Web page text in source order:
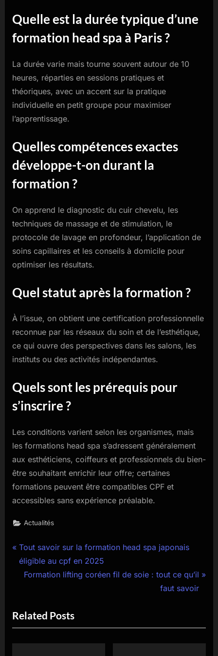
Quelle est la durée typique d’une
formation head spa à Paris ?
La durée varie mais tourne souvent autour de 10
heures, réparties en sessions pratiques et
théoriques, avec un accent sur la pratique
individuelle en petit groupe pour maximiser
l’apprentissage.
Quelles compétences exactes
développe-t-on durant la
formation ?
On apprend le diagnostic du cuir chevelu, les
techniques de massage et de stimulation, le
protocole de lavage en profondeur, l’application de
soins capillaires et les conseils à domicile pour
optimiser les résultats.
Quel statut après la formation ?
À l’issue, on obtient une certification professionnelle
reconnue par les réseaux du soin et de l’esthétique,
ce qui ouvre des perspectives dans les salons, les
instituts ou des activités indépendantes.
Quels sont les prérequis pour
s’inscrire ?
Les conditions varient selon les organismes, mais
les formations head spa s’adressent généralement
aux esthéticiens, coiffeurs et professionnels du bien-
être souhaitant enrichir leur offre; certaines
formations peuvent être compatibles CPF et
accessibles sans expérience préalable.
Actualités
Navigation
de
P
r
o
u
s
Tout savoir sur la formation head spa japonais
éligible au cpf en 2025
N
t
P
o
Formation lifting coréen fil de soie : tout ce qu’il
faut savoir
Related Posts